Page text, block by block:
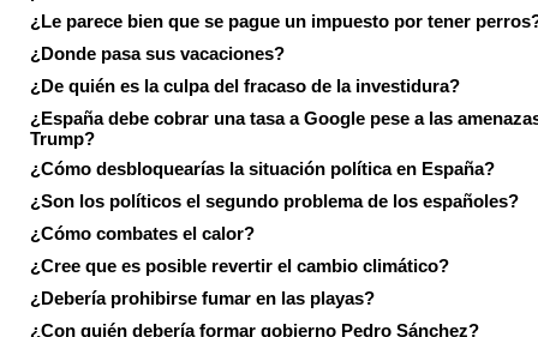
¿Le parece bien que se pague un impuesto por tener
¿Donde pasa sus vacaciones?
¿De quién es la culpa del fracaso de la investidura?
¿España debe cobrar una tasa a Google pese a las
Trump?
¿Cómo desbloquearías la situación política en España?
¿Son los políticos el segundo problema de los españoles?
¿Cómo combates el calor?
¿Cree que es posible revertir el cambio climático?
¿Debería prohibirse fumar en las playas?
¿Con quién debería formar gobierno Pedro Sánchez?